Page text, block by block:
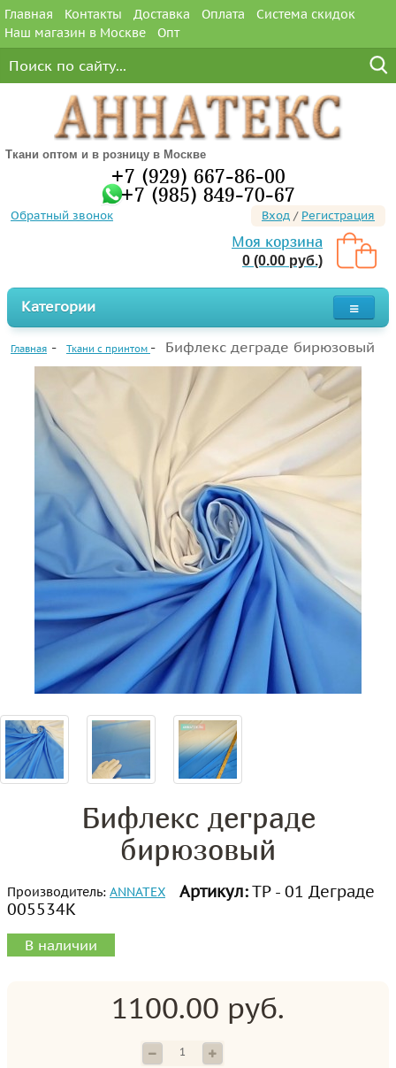
Главная Контакты Доставка Оплата
Система скидок
Наш магазин в Москве
Опт
Ткани оптом и в розницу в Москве
+7 (929) 667-86-00
+7 (985) 849-70-67
Обратный звонок Вход / Регистрация
Моя корзина
0 (0.00 руб.)
Категории
Главная Ткани с принтом Бифлекс деграде бирюзовый
Бифлекс деграде
бирюзовый
Производитель: ANNATEX Артикул:ТР - 01 Деграде
005534К
В наличии
1100.00 руб.